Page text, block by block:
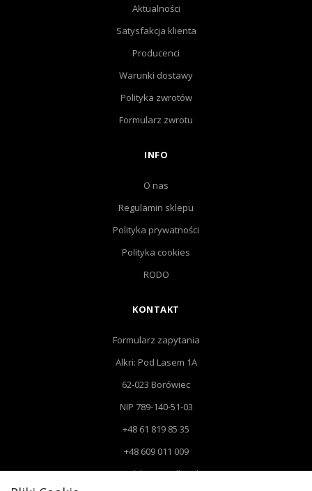
Aktualności
Satysfakcja klienta
Producenci
Warunki dostawy
Polityka zwrotów
Formularz zwrotu
INFO
O nas
Regulamin sklepu
Polityka prywatności
Polityka cookies
RODO
KONTAKT
Formularz zapytania
Alkri: Pod Lasem 1A
62-023 Borówiec
NIP 789-140-51-03
+48 61 819 85 35
+48 609 011 009
Email: biuro@alkri.pl